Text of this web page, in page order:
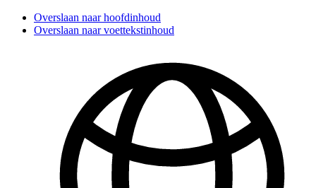
Overslaan naar hoofdinhoud
Overslaan naar voettekstinhoud